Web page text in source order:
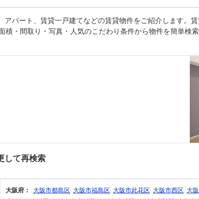
アパート、賃貸一戸建てなどの賃貸物件をご紹介します。
積・間取り・写真・人気のこだわり条件から物件を簡単検
して再検索
大阪府： 大阪市都島区 大阪市福島区 大阪市此花区 大阪市西区 大